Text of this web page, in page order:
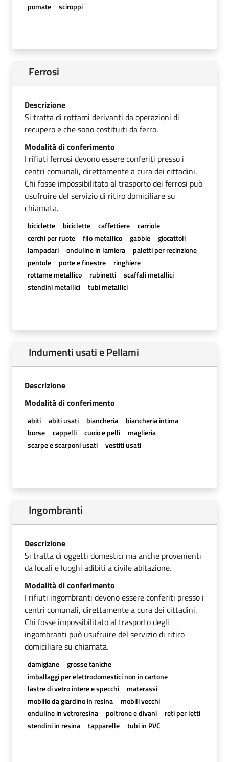
pomate
sciroppi
Ferrosi
Descrizione
Si tratta di rottami derivanti da operazioni di
recupero e che sono costituiti da ferro.
Modalità di conferimento
I rifiuti ferrosi devono essere conferiti presso i
centri comunali, direttamente a cura dei cittadini.
Chi fosse impossibilitato al trasporto dei ferrosi può
usufruire del servizio di ritiro domiciliare su
chiamata.
biciclette biciclette caffettiere
carriole
cerchi per ruote
filo metallico gabbie
giocattoli
lampadari
onduline in lamiera
paletti per recinzione
pentole
porte e finestre
ringhiere
rottame metallico
rubinetti
scaffali metallici
stendini metallici
tubi metallici
Indumenti usati e Pellami
Descrizione
Modalità di conferimento
abiti abiti usati biancheria
biancheria intima
borse
cappelli cuoio e pelli
maglieria
scarpe e scarponi usati
vestiti usati
Ingombranti
Descrizione
Si tratta di oggetti domestici ma anche provenienti
da locali e luoghi adibiti a civile abitazione.
Modalità di conferimento
I rifiuti ingombranti devono essere conferiti presso i
centri comunali, direttamente a cura dei cittadini.
Chi fosse impossibilitato al trasporto degli
ingombranti può usufruire del servizio di ritiro
domiciliare su chiamata.
damigiane
grosse taniche
imballaggi per elettrodomestici non in cartone
lastre di vetro intere e specchi
materassi
mobilio da giardino in resina
mobili vecchi
onduline in vetroresina
poltrone e divani
reti per letti
stendini in resina
tapparelle tubi in PVC